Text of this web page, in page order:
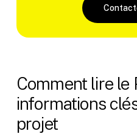
Comment lire le
informations
projet